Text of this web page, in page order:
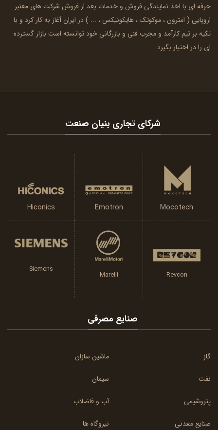
حرفه ای با اخذ نمایندگی فروش و خدمات بعد از فروش شرکت های معتبر
اروپایی ( امترون، موکوتک ، هایکونیکس ، ... ) در ایران آغاز به کار کرد و با
تکیه بر تیم کارآمد و مجرب فنی و بازرگانی خود توانسته است بازار گسترده
ای را در اختیار بگیرد.
شرکای تجاری بنیان صنعت
Mocotech
Emotron
Hiconics
Revcon
Marelli
Siemens
صنایع مصرفی
گاز
نفت
پتروشیمی
صنایع معدنی
ماشین سازان
سیمان
آب و فاضلاب
نیروگاه ها